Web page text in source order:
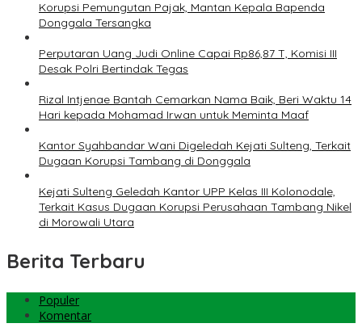
Korupsi Pemungutan Pajak, Mantan Kepala Bapenda
Donggala Tersangka
Perputaran Uang Judi Online Capai Rp86,87 T, Komisi III
Desak Polri Bertindak Tegas
Rizal Intjenae Bantah Cemarkan Nama Baik, Beri Waktu 14
Hari kepada Mohamad Irwan untuk Meminta Maaf
Kantor Syahbandar Wani Digeledah Kejati Sulteng, Terkait
Dugaan Korupsi Tambang di Donggala
Kejati Sulteng Geledah Kantor UPP Kelas III Kolonodale,
Terkait Kasus Dugaan Korupsi Perusahaan Tambang Nikel
di Morowali Utara
Berita Terbaru
Populer
Komentar